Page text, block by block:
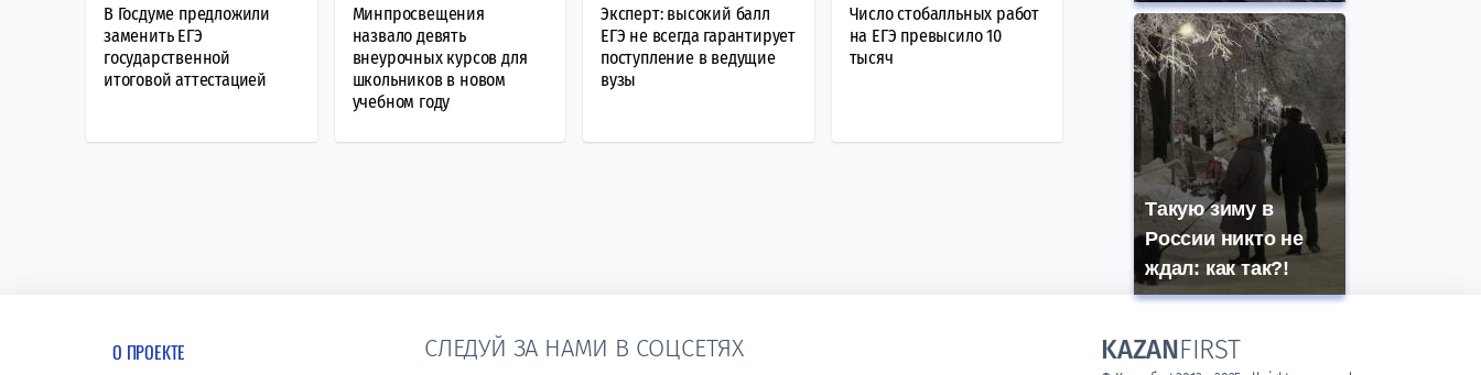
В Госдуме предложили
заменить ЕГЭ
государственной
итоговой аттестацией
Минпросвещения
назвало девять
внеурочных курсов для
школьников в новом
учебном году
Эксперт: высокий балл
ЕГЭ не всегда гарантирует
поступление в ведущие
вузы
Число стобалльных работ
на ЕГЭ превысило 10
тысяч
Такую зиму в
России никто не
ждал: как так?!
О ПРОЕКТЕ СЛЕДУЙ ЗА НАМИ В СОЦСЕТЯХ KAZANFIRST